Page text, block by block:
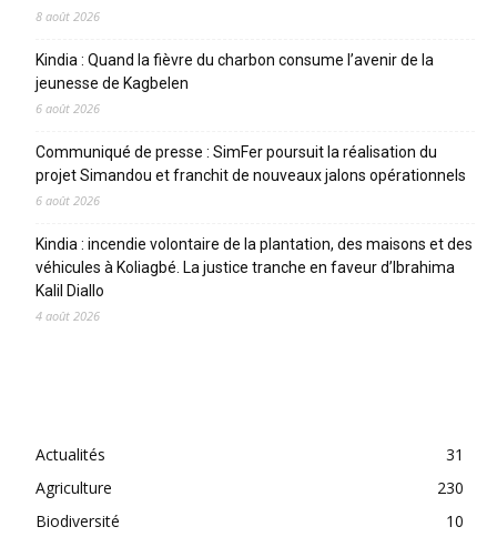
8 août 2026
Kindia : Quand la fièvre du charbon consume l’avenir de la
jeunesse de Kagbelen
6 août 2026
Communiqué de presse : SimFer poursuit la réalisation du
projet Simandou et franchit de nouveaux jalons opérationnels
6 août 2026
Kindia : incendie volontaire de la plantation, des maisons et des
véhicules à Koliagbé. La justice tranche en faveur d’Ibrahima
Kalil Diallo
4 août 2026
Actualités
31
Agriculture
230
Biodiversité
10